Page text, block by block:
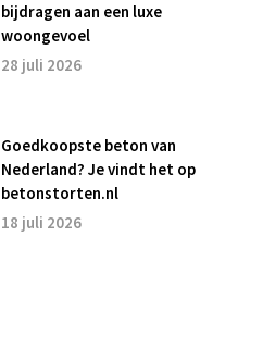
bijdragen aan een luxe
woongevoel
28 juli 2026
Goedkoopste beton van
Nederland? Je vindt het op
betonstorten.nl
18 juli 2026